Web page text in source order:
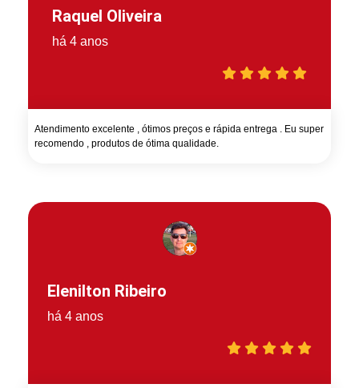
Raquel Oliveira
há 4 anos
Atendimento excelente , ótimos preços e rápida entrega . Eu super
recomendo , produtos de ótima qualidade.
Elenilton Ribeiro
há 4 anos